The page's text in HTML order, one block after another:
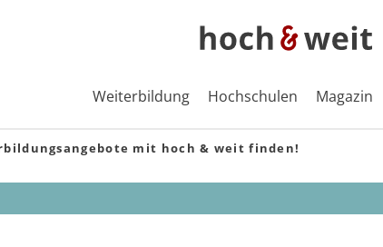
Weiterbildung Hochschulen Magazin
mit hoch & weit finden!